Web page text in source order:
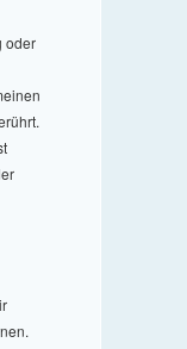
oder